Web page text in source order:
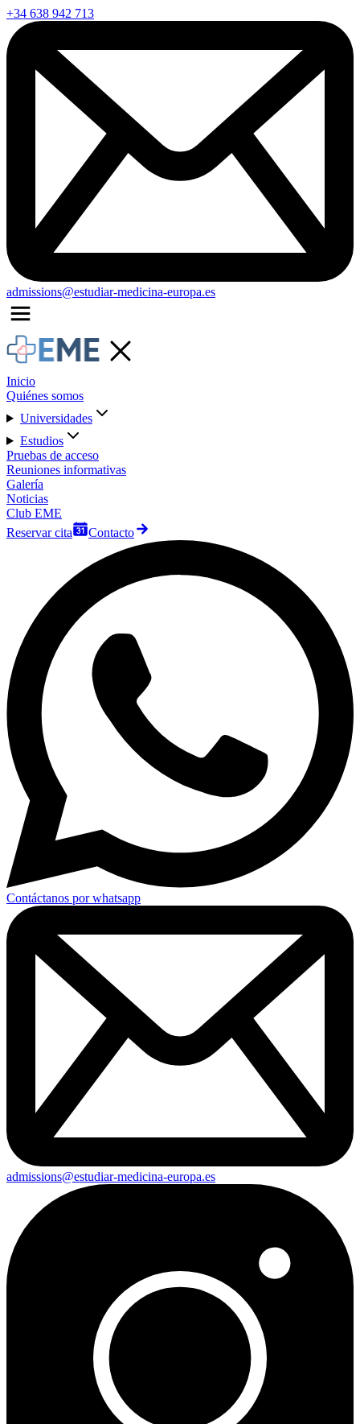
+34 638 942 713
admissions@estudiar-medicina-europa.es
Inicio
Quiénes somos
Universidades
Estudios
Pruebas de acceso
Reuniones informativas
Galería
Noticias
Club EME
Reservar cita
Contacto
Contáctanos por whatsapp
admissions@estudiar-medicina-europa.es